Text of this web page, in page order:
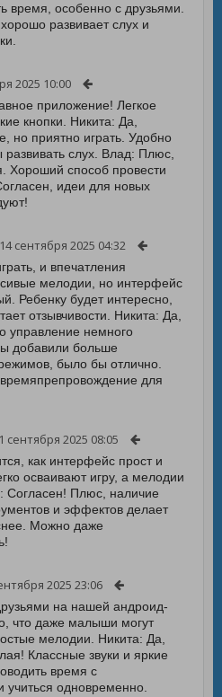
время, особенно с друзьями.
развивает слух и
2025 10:00
приложение! Легкое
кнопки. Никита: Да,
но приятно играть. Удобно
развивать слух. Влад: Плюс,
Хороший способ провести
идеи для новых
14 сентября 2025 04:32
и впечатления
мелодии, но интерфейс
Ребенку будет интересно,
отзывчивости. Никита: Да,
управление немного
добавили больше
было бы отлично.
для
сентября 2025 08:05
как интерфейс прост и
осваивают игру, а мелодии
Согласен! Плюс, наличие
и эффектов делает
Можно даже
2025 23:06
на нашей андроид-
что даже малыши могут
мелодии. Никита: Да,
Классные звуки и яркие
время с
учиться одновременно.